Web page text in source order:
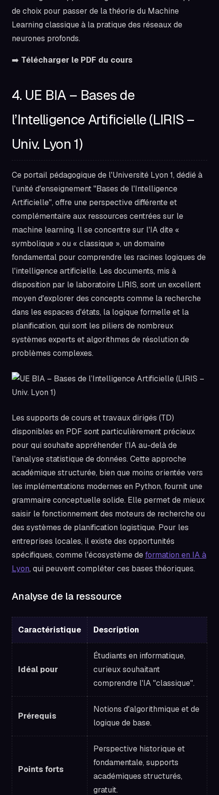
de choix pour passer de la théorie du Machine
Learning classique à la pratique des réseaux de
neurones profonds.
➡️ Télécharger le PDF du cours
4. UE BIA – Bases de
l’Intelligence Artificielle (LIRIS –
Univ. Lyon 1)
Ce portail pédagogique de l'Université Lyon 1, dédié à
l'unité d'enseignement "Bases de l'Intelligence
Artificielle", offre une perspective différente et
complémentaire aux ressources centrées sur le
machine learning. Il se concentre sur l'IA dite «
symbolique » ou « classique », un domaine
fondamental pour comprendre les racines logiques de
l'intelligence artificielle. Les documents, mis à
disposition par le laboratoire LIRIS, sont un excellent
moyen d'explorer des concepts comme la recherche
dans les espaces d'états, la logique formelle et la
planification, qui sont les piliers de nombreux
systèmes experts et algorithmes de résolution de
problèmes complexes.
Les supports de cours et travaux dirigés (TD)
disponibles en PDF sont particulièrement précieux
pour qui souhaite appréhender l'IA au-delà de
l'analyse statistique de données. Cette approche
académique structurée, bien que moins orientée vers
les implémentations modernes en Python, fournit une
grammaire conceptuelle solide. Elle permet de mieux
saisir le fonctionnement des moteurs de recherche ou
des systèmes de planification logistique. Pour les
entreprises locales, il existe des opportunités
spécifiques, comme l'écosystème deformation en IA à
Lyon, qui peuvent compléter ces bases théoriques.
Analyse de la ressource
Caractéristique Description
Idéal pour
Étudiants en informatique,
curieux souhaitant
comprendre l'IA "classique".
Prérequis
Notions d'algorithmique et de
logique de base.
Points forts
Perspective historique et
fondamentale, supports
académiques structurés,
gratuit.